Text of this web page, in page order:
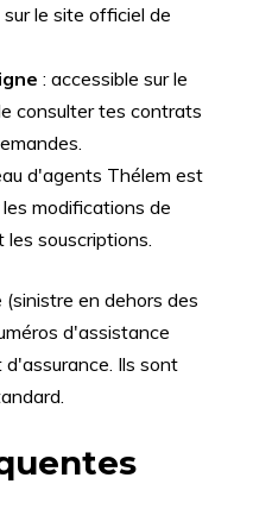
le site officiel de
: accessible sur le
consulter tes contrats
d'agents Thélem est
modifications de
souscriptions.
(sinistre en dehors des
d'assistance
Ils sont